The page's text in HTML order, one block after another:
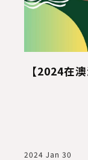
【2024在
2024 Jan 30